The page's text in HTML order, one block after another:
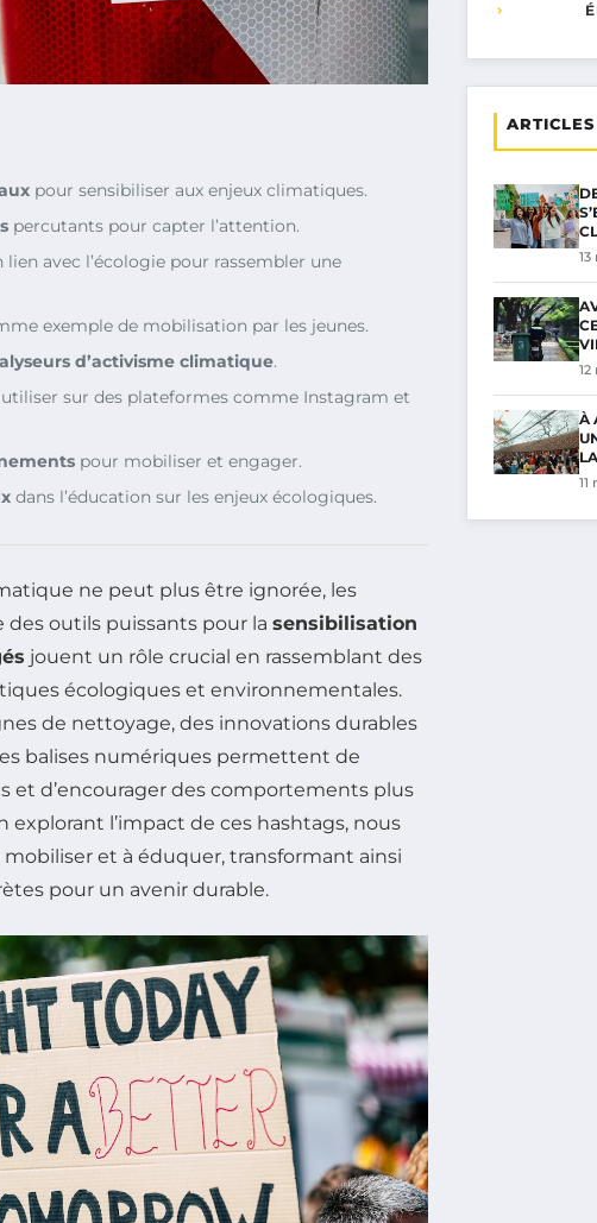
pour sensibiliser aux enjeux climatiques.
percutants pour capter l’attention.
lien avec l’écologie pour rassembler une
exemple de mobilisation par les jeunes.
d’activisme climatique.
utiliser sur des plateformes comme Instagram et
pour mobiliser et engager.
dans l’éducation sur les enjeux écologiques.
ne peut plus être ignorée, les
des outils puissants pour la sensibilisation
jouent un rôle crucial en rassemblant des
écologiques et environnementales.
de nettoyage, des innovations durables
balises numériques permettent de
et d’encourager des comportements plus
l’impact de ces hashtags, nous
et à éduquer, transformant ainsi
pour un avenir durable.
À
11